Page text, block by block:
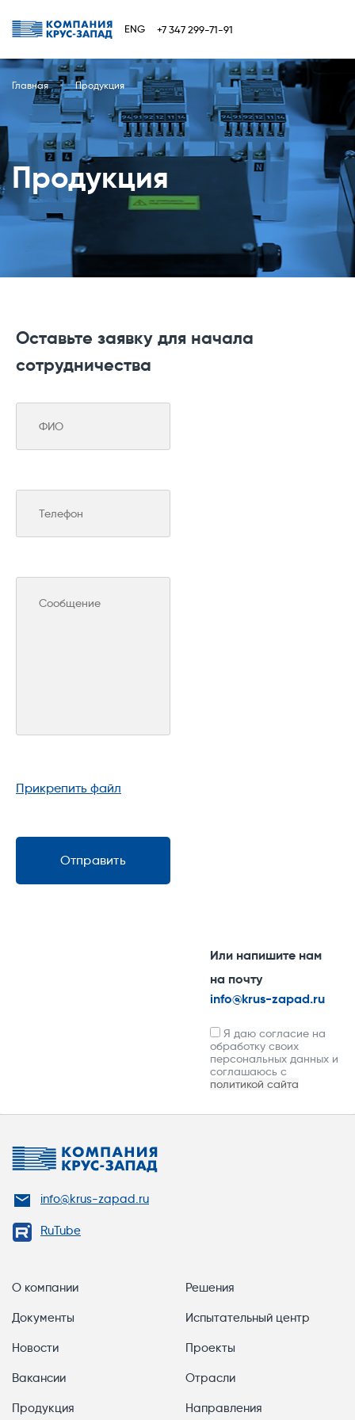
ENG +7 347 299-71-91
Главная Продукция
Продукция
Оставьте заявку для начала
сотрудничества
Прикрепить файл
Отправить
Или напишите нам
на почту
info@krus-zapad.ru
Я даю согласие на
обработку своих
персональных данных и
соглашаюсь с
политикой сайта
info@krus-zapad.ru
RuTube
О компании
Документы
Новости
Вакансии
Продукция
Решения
Испытательный центр
Проекты
Отрасли
Направления